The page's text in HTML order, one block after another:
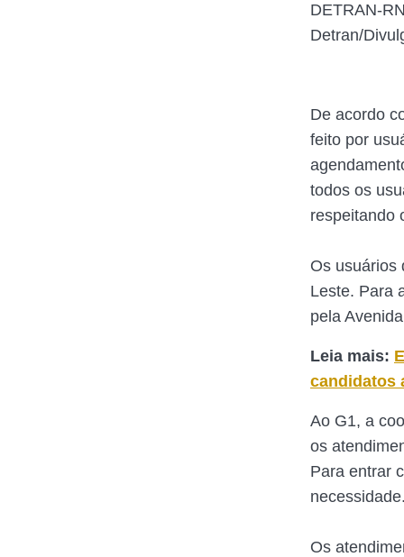
DETRAN-
Detran/
De acordo
feito por
todos os
respeitando
Os usuários
Leste. Para
pela
Leia mais:
candidatos
Ao G1, a
os
Para entrar
Os